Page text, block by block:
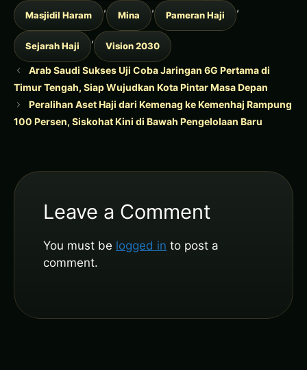
Masjidil Haram
,
Mina
,
Pameran Haji
,
Sejarah Haji
,
Vision 2030
Arab Saudi Sukses Uji Coba Jaringan 6G Pertama di
Timur Tengah, Siap Wujudkan Kota Pintar Masa Depan
Peralihan Aset Haji dari Kemenag ke Kemenhaj Rampung
100 Persen, Siskohat Kini di Bawah Pengelolaan Baru
Leave a Comment
You must be logged in to post a
comment.